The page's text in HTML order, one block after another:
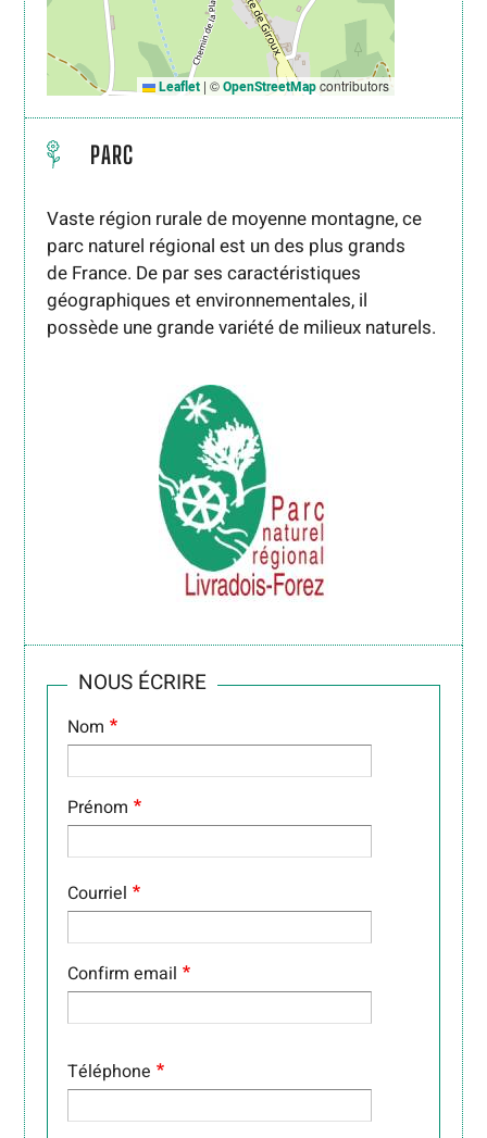
Leaflet | ©OpenStreetMapcontributors
PARC
Vaste région rurale de moyenne montagne, ce
parc naturel régional est un des plus grands
de France. De par ses caractéristiques
géographiques et environnementales, il
possède une grande variété de milieux naturels.
NOUS ÉCRIRE
Nom
Prénom
COURRIEL
Courriel
Confirm email
Téléphone